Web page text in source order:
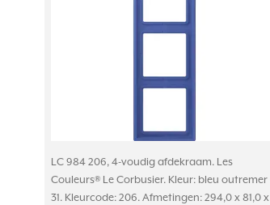
LC 984 206, 4-voudig afdekraam. Les
Couleurs® Le Corbusier. Kleur: bleu outremer
31. Kleurcode: 206. Afmetingen: 294,0 x 81,0 x